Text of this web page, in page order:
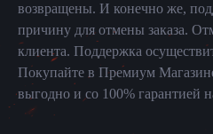
возвращены. И конечно же,
причину для отмены заказа.
клиента. Поддержка
Покупайте в Премиум
выгодно и со 100% гарантией